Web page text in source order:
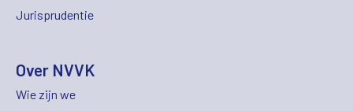
Jurisprudentie
Over NVVK
Wie zijn we